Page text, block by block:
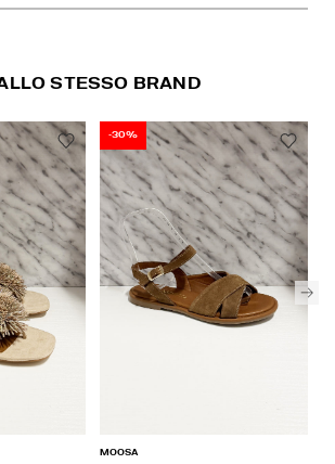
STESSO BRAND
-30%
MOOSA